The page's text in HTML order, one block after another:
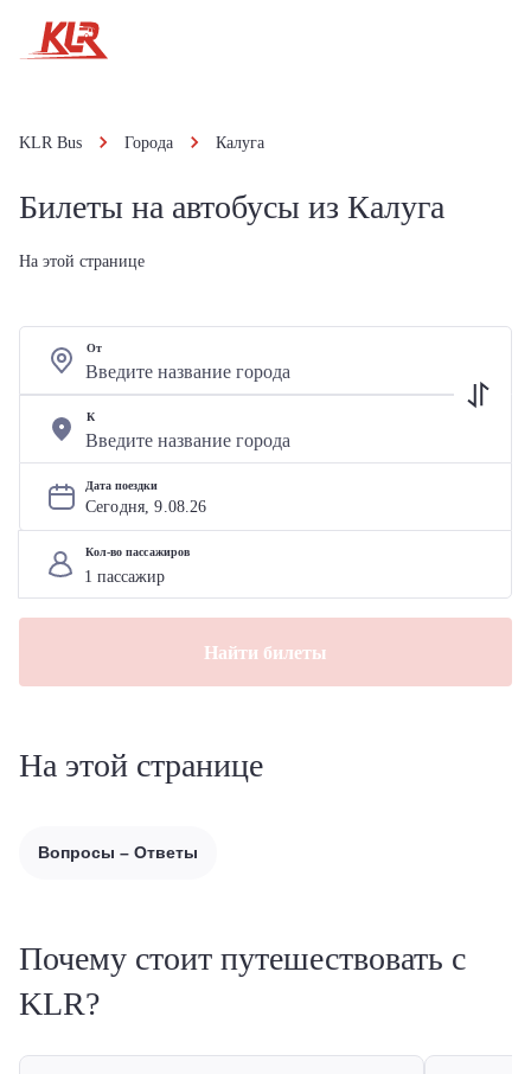
KLR Bus Города Калуга
Билеты на автобусы из Калуга
На этой странице
От
К
Дата поездки
Сегодня, 9.08.26
Кол-во пассажиров
Найти билеты
На этой странице
Вопросы – Ответы
Почему стоит путешествовать с
KLR?